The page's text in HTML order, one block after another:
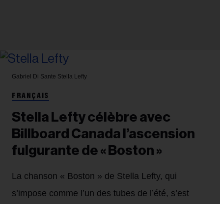
Gabriel Di Sante Stella Lefty
FRANÇAIS
Stella Lefty célèbre avec
Billboard Canada l’ascension
fulgurante de « Boston »
La chanson « Boston » de Stella Lefty, qui
s’impose comme l’un des tubes de l’été, s’est